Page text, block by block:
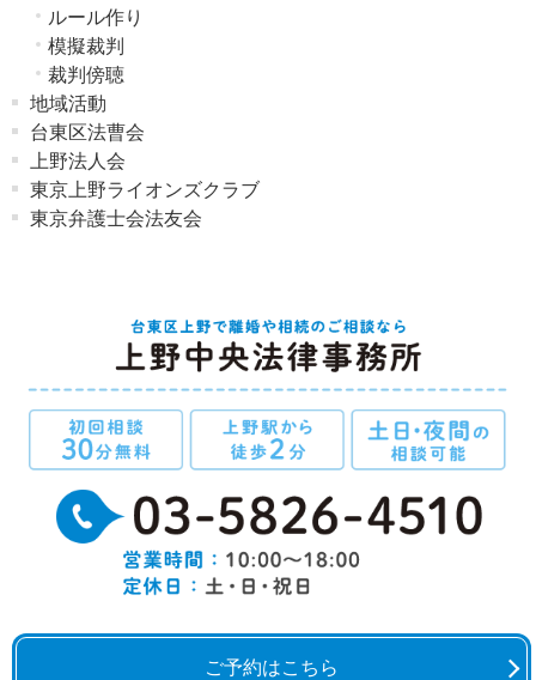
ルール作り
模擬裁判
裁判傍聴
地域活動
台東区法曹会
上野法人会
東京上野ライオンズクラブ
東京弁護士会法友会
ご予約はこちら